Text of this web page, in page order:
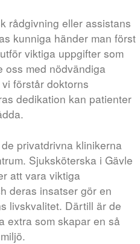
rådgivning eller assistans
kunniga händer man först
viktiga uppgifter som
oss med nödvändiga
förstår doktorns
dedikation kan patienter
privatdrivna klinikerna
Sjuksköterska i Gävle
att vara viktiga
deras insatser gör en
livskvalitet. Därtill är de
extra som skapar en så